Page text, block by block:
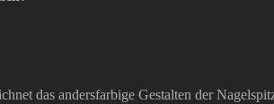
das andersfarbige Gestalten der